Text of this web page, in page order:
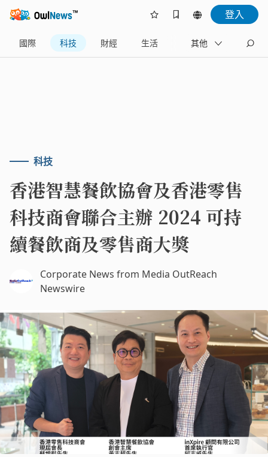
登入
國際 科技 財經 生活 政治
其他
科技
香港智慧餐飲協會及香港零售
科技商會聯合主辦 2024 可持
續餐飲商及零售商大獎
Corporate News from Media OutReach
Newswire